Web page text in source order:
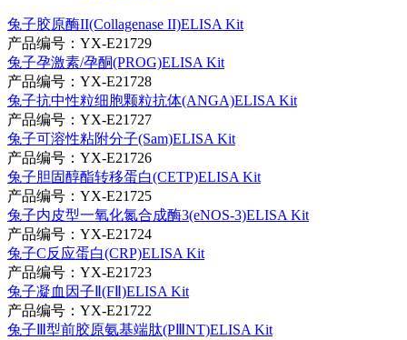
兔子胶原酶II(Collagenase II)ELISA Kit
产品编号：YX-E21729
兔子孕激素/孕酮(PROG)ELISA Kit
产品编号：YX-E21728
兔子抗中性粒细胞颗粒抗体(ANGA)ELISA Kit
产品编号：YX-E21727
兔子可溶性粘附分子(Sam)ELISA Kit
产品编号：YX-E21726
兔子胆固醇酯转移蛋白(CETP)ELISA Kit
产品编号：YX-E21725
兔子内皮型一氧化氮合成酶3(eNOS-3)ELISA Kit
产品编号：YX-E21724
兔子C反应蛋白(CRP)ELISA Kit
产品编号：YX-E21723
兔子凝血因子Ⅱ(FⅡ)ELISA Kit
产品编号：YX-E21722
兔子Ⅲ型前胶原氨基端肽(PⅢNT)ELISA Kit